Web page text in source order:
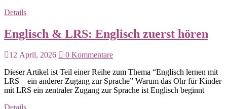
Details
Englisch & LRS: Englisch zuerst hören
12 April, 2026
0 Kommentare
Dieser Artikel ist Teil einer Reihe zum Thema “Englisch lernen mit
LRS – ein anderer Zugang zur Sprache” Warum das Ohr für Kinder
mit LRS ein zentraler Zugang zur Sprache ist Englisch beginnt